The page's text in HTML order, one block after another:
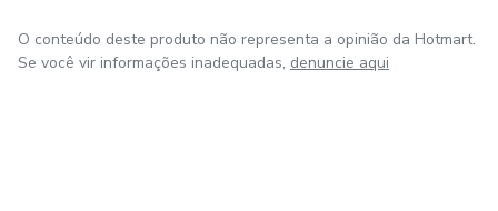
O conteúdo deste produto não representa a opinião da Hotmart.
Se você vir informações inadequadas, denuncie aqui